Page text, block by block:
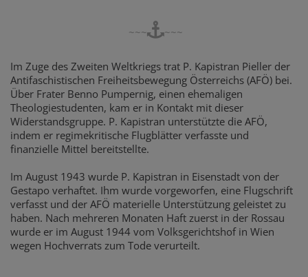
~~~ ~~~
Im Zuge des Zweiten Weltkriegs trat P. Kapistran Pieller der
Antifaschistischen Freiheitsbewegung Österreichs (AFÖ) bei.
Über Frater Benno Pumpernig, einen ehemaligen
Theologiestudenten, kam er in Kontakt mit dieser
Widerstandsgruppe. P. Kapistran unterstützte die AFÖ,
indem er regimekritische Flugblätter verfasste und
finanzielle Mittel bereitstellte.
Im August 1943 wurde P. Kapistran in Eisenstadt von der
Gestapo verhaftet. Ihm wurde vorgeworfen, eine Flugschrift
verfasst und der AFÖ materielle Unterstützung geleistet zu
haben. Nach mehreren Monaten Haft zuerst in der Rossau
wurde er im August 1944 vom Volksgerichtshof in Wien
wegen Hochverrats zum Tode verurteilt.